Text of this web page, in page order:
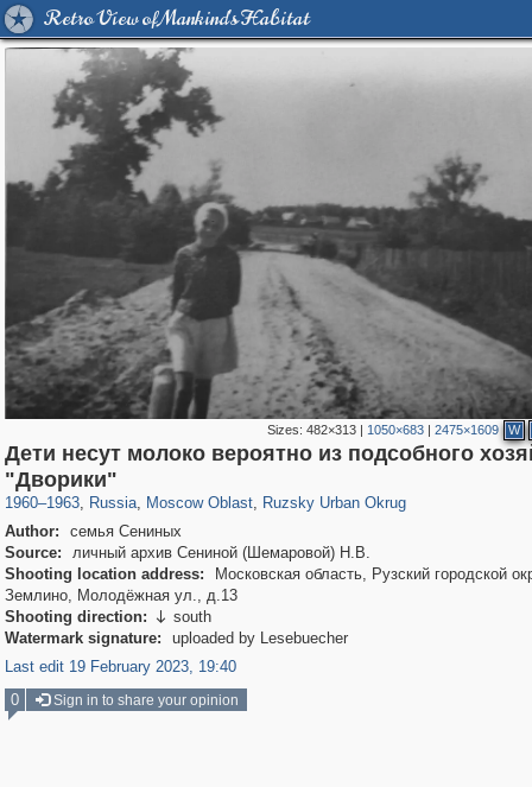
Retro View of Mankind's Habitat
Sizes: 482×313| 1050×683| 2475×1609 W
Дети несут молоко вероятно из подсобного
"Дворики"
1960–1963, Russia, Moscow Oblast
96,281
, Ruzsky Urban Okrug
Author:
семья Сениных
Source:
личный архив Сениной (Шемаровой) Н.В.
Shooting location address:
Московская область, Рузский городской
Землино, Молодёжная ул., д.13
Shooting direction:  south
Watermark signature:
uploaded by Lesebuecher
Last edit 19 February 2023, 19:40
0
Sign in to share your opinion